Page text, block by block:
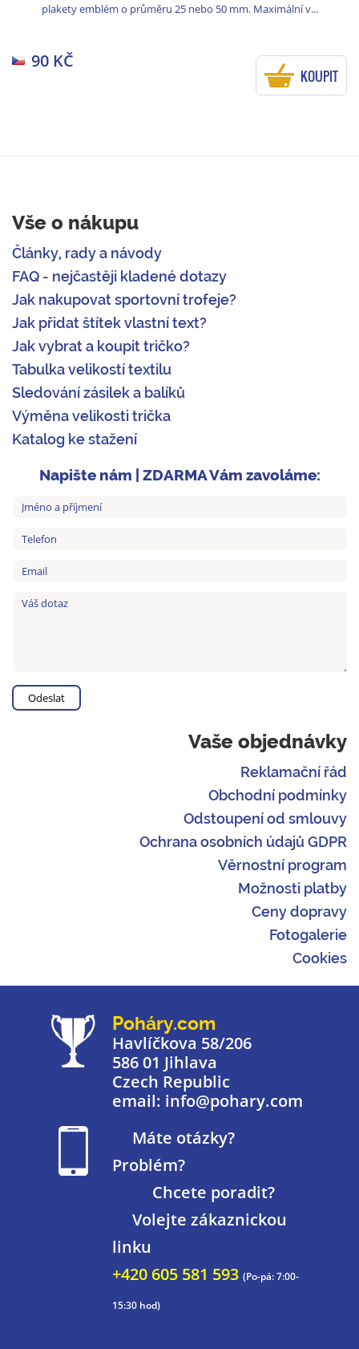
plakety emblém o průměru 25 nebo 50 mm. Maximální v...
90 KČ
KOUPIT
Vše o nákupu
Články, rady a návody
FAQ - nejčastěji kladené dotazy
Jak nakupovat sportovní trofeje?
Jak přidat štítek vlastní text?
Jak vybrat a koupit tričko?
Tabulka velikostí textilu
Sledování zásilek a balíků
Výměna velikosti trička
Katalog ke stažení
Napište nám | ZDARMA Vám zavoláme:
Vaše objednávky
Reklamační řád
Obchodní podmínky
Odstoupení od smlouvy
Ochrana osobních údajů GDPR
Věrnostní program
Možnosti platby
Ceny dopravy
Fotogalerie
Cookies
Poháry.com
Havlíčkova 58/206
586 01 Jihlava
Czech Republic
email: info@pohary.com
Máte otázky?
Problém?
Chcete poradit?
Volejte zákaznickou
linku
+420 605 581 593 (Po-pá: 7:00-
15:30 hod)